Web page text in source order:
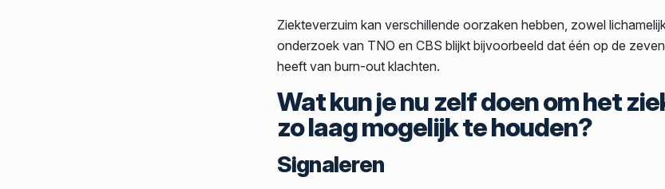
Ziekteverzuim kan verschillende oorzaken hebben, zowel
onderzoek van TNO en CBS blijkt bijvoorbeeld dat één op de
heeft van burn-out klachten.
Wat kun je nu zelf doen om het
zo laag mogelijk te houden?
Signaleren